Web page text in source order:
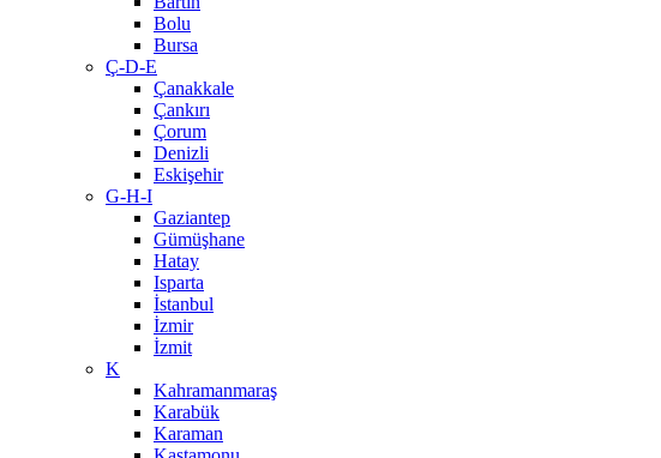
Bolu
Bursa
Ç-D-E
Çanakkale
Çankırı
Çorum
Denizli
Eskişehir
G-H-I
Gaziantep
Gümüşhane
Hatay
Isparta
İstanbul
İzmir
İzmit
K
Kahramanmaraş
Karabük
Karaman